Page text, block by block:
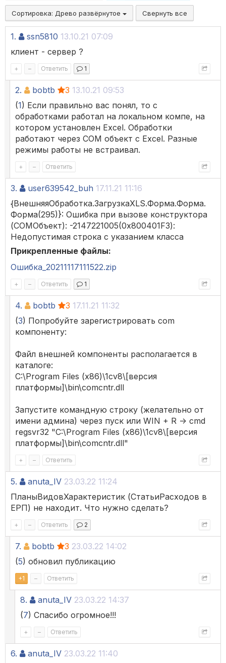
Сортировка: Древо развёрнутое Свернуть все
1. ssn5810 13.10.21 07:09
клиент - сервер ?
+ – Ответить 1
2. bobtb 3 13.10.21 09:53
(1) Если правильно вас понял, то с
обработками работал на локальном компе, на
котором установлен Excel. Обработки
работают через COM объект с Excel. Разные
режимы работы не встраивал.
+ – Ответить
3. user639542_buh 17.11.21 11:16
{ВнешняяОбработка.ЗагрузкаXLS.Форма.Форма.
Форма(295)}: Ошибка при вызове конструктора
(COMОбъект): -2147221005(0x800401F3):
Недопустимая строка с указанием класса
Прикрепленные файлы:
Ошибка_20211117111522.zip
+ – Ответить 1
4. bobtb 3 17.11.21 11:32
(3) Попробуйте зарегистрировать com
компоненту:
Файл внешней компоненты располагается в
каталоге:
C:\Program Files (x86)\1cv8\[версия
платформы]\bin\comcntr.dll
Запустите командную строку (желательно от
имени админа) через пуск или WIN + R -> cmd
regsvr32 "C:\Program Files (x86)\1cv8\[версия
платформы]\bin\comcntr.dll"
+ – Ответить
5. anuta_IV 23.03.22 11:24
ПланыВидовХарактеристик (СтатьиРасходов в
ЕРП) не находит. Что нужно сделать?
+ – Ответить 2
7. bobtb 3 23.03.22 14:02
(5) обновил публикацию
+1 – Ответить
8. anuta_IV 23.03.22 14:37
(7) Спасибо огромное!!!
+ – Ответить
6. anuta_IV 23.03.22 11:40